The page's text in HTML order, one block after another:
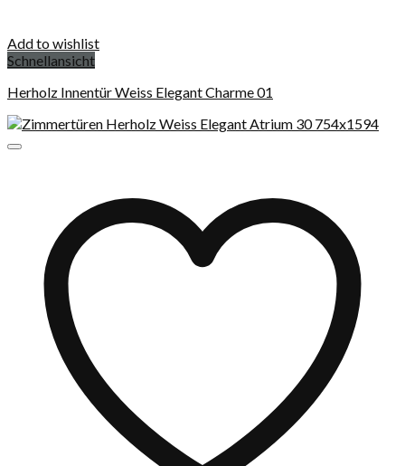
Add to wishlist
Schnellansicht
Herholz Innentür Weiss Elegant Charme 01